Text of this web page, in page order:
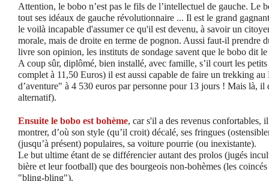
Attention, le bobo n’est pas le fils de l’intellectuel de gauche. Le
tout ses idéaux de gauche révolutionnaire ... Il est le grand
le voilà incapable d'assumer ce qu'il est devenu, à savoir un
morale, mais de droite en terme de pognon. Aussi faut-il prendre
livre son opinion, les instituts de sondage savent que le bobo dit
A coup sûr, diplômé, bien installé, avec famille, s’il court les
complet à 11,50 Euros) il est aussi capable de faire un trekking
d’aventure" à 4 530 euros par personne pour 13 jours ! Mais là,
alternatif).
Ensuite le bobo est bohème, car s'il a des revenus confortables,
montrer, d’où son style (qu’il croit) décalé, ses fringues
(jusqu’à présent) populaires, sa voiture pourrie (ou inexistante).
Le but ultime étant de se différencier autant des prolos (jugés
bière et leur football) que des bourgeois non-bohèmes (les
"bling-bling").